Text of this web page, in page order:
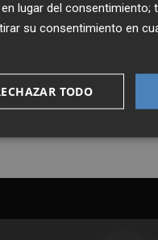
de
tu correo
lugar del consentimiento;
su consentimiento en
TODO